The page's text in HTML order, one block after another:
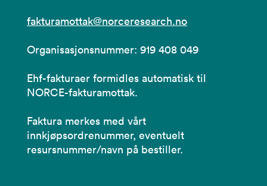
fakturamottak@norceresearch.no
Organisasjonsnummer: 919 408 049
Ehf-fakturaer formidles automatisk til
NORCE-fakturamottak.
Faktura merkes med vårt
innkjøpsordrenummer, eventuelt
resursnummer/navn på bestiller.